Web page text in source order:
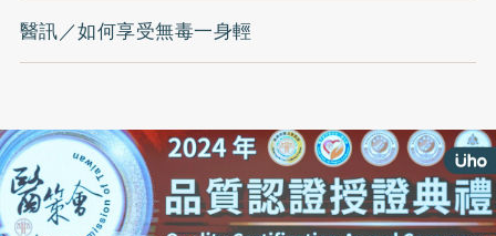
醫訊／如何享受無毒一身輕